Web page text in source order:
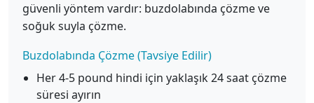
güvenli yöntem vardır: buzdolabında çözme ve
soğuk suyla çözme.
Buzdolabında Çözme (Tavsiye Edilir)
Her 4-5 pound hindi için yaklaşık 24 saat çözme
süresi ayırın